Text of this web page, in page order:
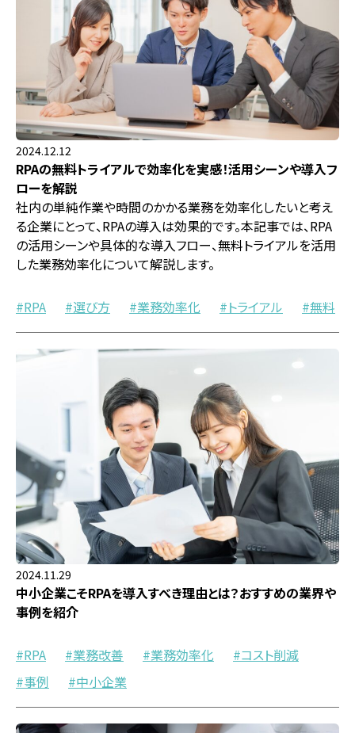
2024.12.12
RPAの無料トライアルで効率化を実感！活用シーンや導入フ
ローを解説
社内の単純作業や時間のかかる業務を効率化したいと考え
る企業にとって、RPAの導入は効果的です。本記事では、RPA
の活用シーンや具体的な導入フロー、無料トライアルを活用
した業務効率化について解説します。
RPA 選び方 業務効率化 トライアル 無料
2024.11.29
中小企業こそRPAを導入すべき理由とは？おすすめの業界や
事例を紹介
RPA 業務改善 業務効率化
コスト削減
事例
中小企業